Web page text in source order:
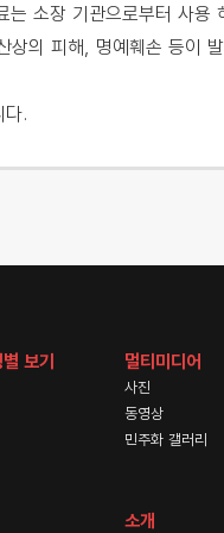
소장 기관으로부터 사용
의 피해, 명예훼손 등이
다.
보기 멀티미디어
사진
동영상
민주화 갤러리
소개